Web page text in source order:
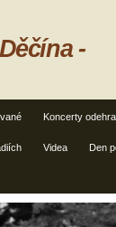
Koncerty
Videa Den
-